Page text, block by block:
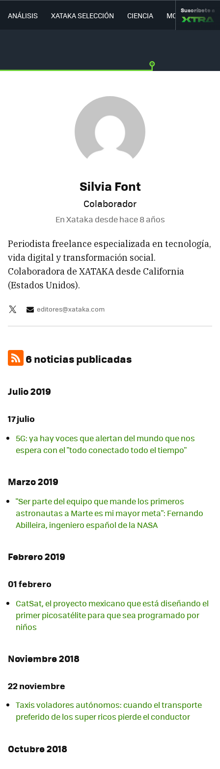
ANÁLISIS XATAKA SELECCIÓN CIENCIA MOVILIDAD
Suscríbete a
Silvia Font
Colaborador
En Xataka desdehace 8 años
Periodista freelance especializada en tecnología,
vida digital y transformación social.
Colaboradora de XATAKA desde California
(Estados Unidos).
editores@xataka.com
6 noticias publicadas
Julio 2019
17 julio
5G: ya hay voces que alertan del mundo que nos
espera con el "todo conectado todo el tiempo"
Marzo 2019
"Ser parte del equipo que mande los primeros
astronautas a Marte es mi mayor meta": Fernando
Abilleira, ingeniero español de la NASA
Febrero 2019
01 febrero
CatSat, el proyecto mexicano que está diseñando el
primer picosatélite para que sea programado por
niños
Noviembre 2018
22 noviembre
Taxis voladores autónomos: cuando el transporte
preferido de los super ricos pierde el conductor
Octubre 2018